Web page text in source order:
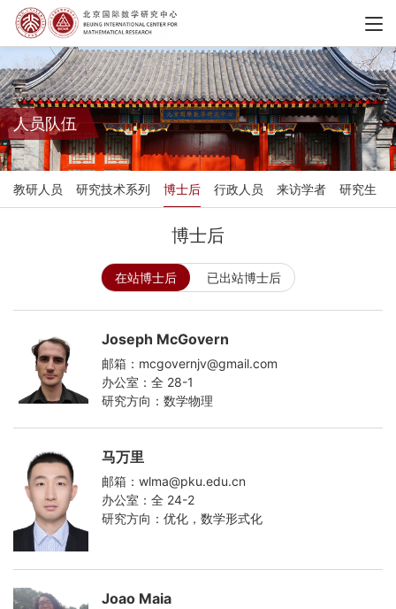
人员队伍
教研人员 研究技术系列 博士后 行政人员 来访学者 研究生
博士后
在站博士后 已出站博士后
Joseph McGovern
邮箱：mcgovernjv@gmail.com
办公室：全 28-1
研究方向：数学物理
马万里
邮箱：wlma@pku.edu.cn
办公室：全 24-2
研究方向：优化，数学形式化
Joao Maia